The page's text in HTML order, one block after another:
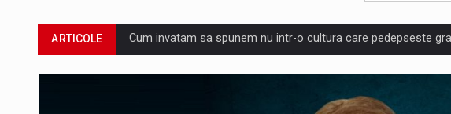
ARTICOLE Cum invatam sa spunem nu intr-o cultura care pedepseste
ARTICOLE Ingredient Spotlight: What SKU Level Tracking Reveals About
Producatorii si comerciantii care nu se supun noilor